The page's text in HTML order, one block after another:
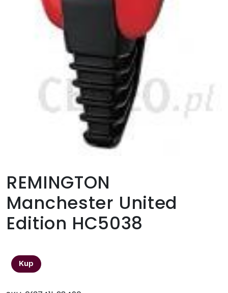
REMINGTON
Manchester United
Edition HC5038
Kup